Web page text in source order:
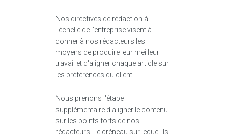
Nos directives de rédaction à
l'échelle de l'entreprise visent à
donner à nos rédacteurs les
moyens de produire leur meilleur
travail et d'aligner chaque article sur
les préférences du client.
Nous prenons l'étape
supplémentaire d'aligner le contenu
sur les points forts de nos
rédacteurs. Le créneau sur lequel ils